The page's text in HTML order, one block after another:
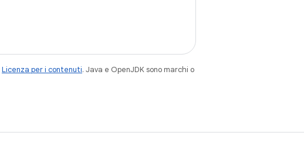
Licenza per i contenuti. Java e OpenJDK sono marchi o